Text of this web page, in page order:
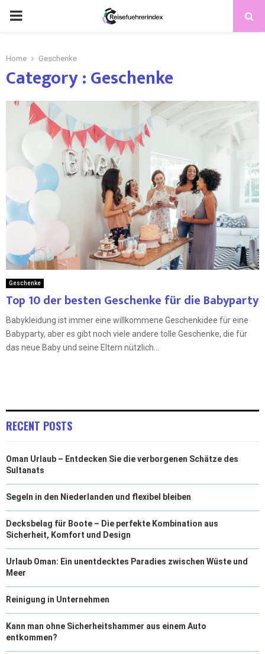
Home Geschenke
Category : Geschenke
Geschenke
Top 10 der besten Geschenke für die Babyparty
Babykleidung ist immer eine willkommene Geschenkidee für eine
Babyparty, aber es gibt noch viele andere tolle Geschenke, die für
das neue Baby und seine Eltern nützlich...
RECENT POSTS
Oman Urlaub – Entdecken Sie die verborgenen Schätze des
Sultanats
Segeln in den Niederlanden und flexibel bleiben
Decksbelag für Boote – Die perfekte Kombination aus
Sicherheit, Komfort und Design
Urlaub Oman: Ein unentdecktes Paradies zwischen Wüste und
Meer
Reinigung in Unternehmen
Kann man ohne Sicherheitshammer aus einem Auto
entkommen?